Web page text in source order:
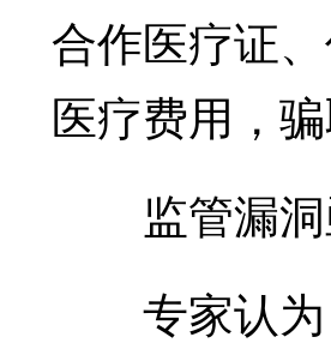
合作医疗证
医疗费用，
监管漏洞
专家认为